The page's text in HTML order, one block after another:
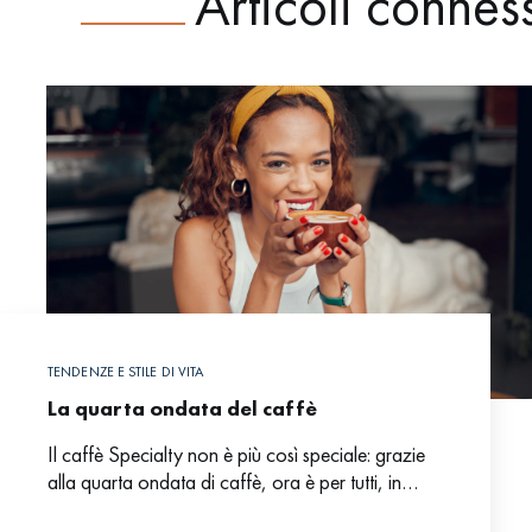
TENDENZE E STILE DI VITA
La quarta ondata del caffè
Il caffè Specialty non è più così speciale: grazie
alla quarta ondata di caffè, ora è per tutti, in